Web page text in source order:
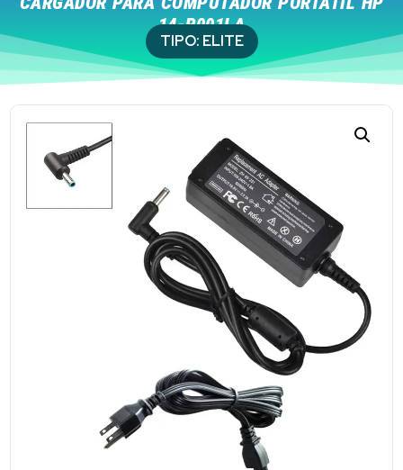
14-R001LA
TIPO: ELITE